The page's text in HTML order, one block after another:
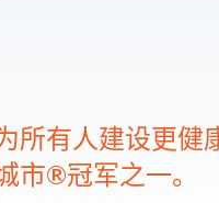
所有人建设更健
市®冠军之一。